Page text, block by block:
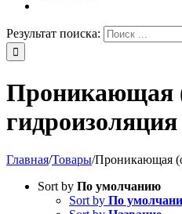
Результат поиска:
Проникающая
гидроизоляция
Главная/Товары/Проникающая
Sort by По умолчанию
Sort by По